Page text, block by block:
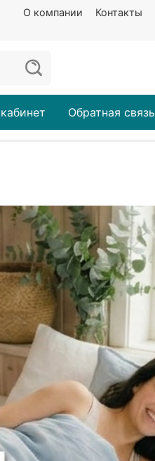
О компании Контакты
Обратная связь